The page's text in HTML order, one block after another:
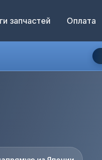
запчастей Оплата